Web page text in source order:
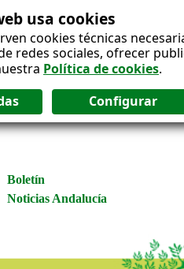
usa cookies
cookies técnicas
redes sociales, ofrecer
Política de cookies.
Boletín
Noticias Andalucía